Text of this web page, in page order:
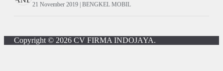
21 November 2019 | BENGKEL MOBIL
Copyright © 2026 CV FIRMA INDOJAYA.